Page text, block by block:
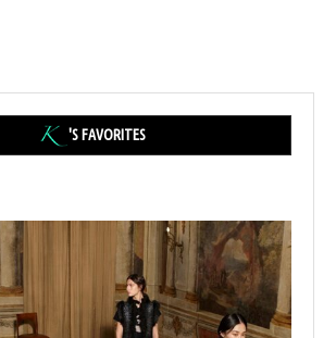
'S FAVORITES